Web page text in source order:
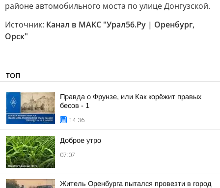
районе автомобильного моста по улице Донгузской.
Источник: Канал в МАКС "Урал56.Ру | Оренбург,
Орск"
ТОП
Правда о Фрунзе, или Как корёжит правых
бесов - 1
14:36
Доброе утро
07:07
Житель Оренбурга пытался провезти в город